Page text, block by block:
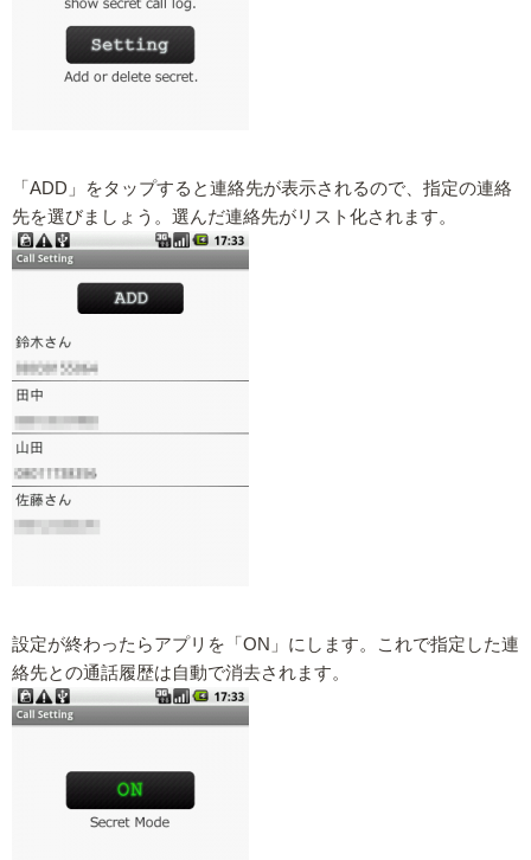
「ADD」をタップすると連絡先が表示されるので、指定の連絡
先を選びましょう。選んだ連絡先がリスト化されます。
設定が終わったらアプリを「ON」にします。これで指定した連
絡先との通話履歴は自動で消去されます。